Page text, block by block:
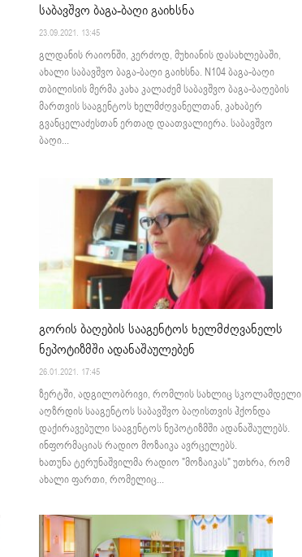
საბავშვო ბაგა-ბაღი გაიხსნა
23.09.2021. 13:45
გლდანის რაიონში, კერძოდ, მუხიანის დასახლებაში,
ახალი საბავშვო ბაგა-ბაღი გაიხსნა. N104 ბაგა-ბაღი
თბილისის მერმა კახა კალაძემ საბავშვო ბაგა-ბაღების
მართვის სააგენტოს ხელმძღვანელთან, კახაბერ
გვანცელაძესთან ერთად დაათვალიერა. საბავშვო
ბაღი...
გორის ბაღების სააგენტოს ხელმძღვანელს
ნეპოტიზმში ადანაშაულებენ
26.01.2021. 17:45
ზერტში, ადგილობრივი, რომლის სახლიც სკოლამდელი
აღზრდის სააგენტოს საბავშვო ბაღისთვის ჰქონდა
დაქირავებული სააგენტოს ნეპოტიზმში ადანაშაულებს.
ინფორმაციას რადიო მოზაიკა ავრცელებს.
ხათუნა ტერუნაშვილმა რადიო "მოზაიკას" უთხრა, რომ
ახალი ფართი, რომელიც...